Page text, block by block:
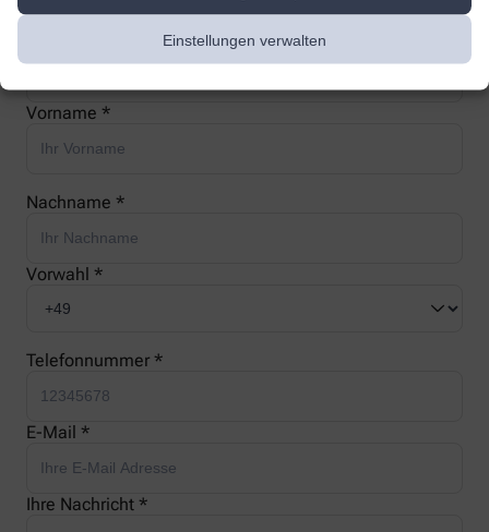
Einstellungen verwalten
Vorname *
Nachname *
Vorwahl *
Telefonnummer *
E-Mail *
Ihre Nachricht *